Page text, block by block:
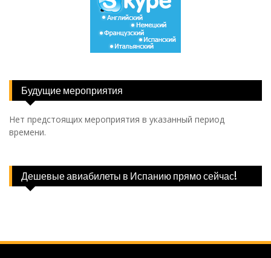
Будущие мероприятия
Нет предстоящих мероприятия в указанный период
времени.
Дешевые авиабилеты в Испанию прямо сейчас!